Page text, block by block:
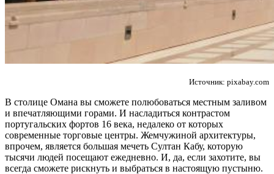
Источник: pixabay.com
В столице Омана вы сможете полюбоваться местным заливом
и впечатляющими горами. И насладиться контрастом
португальских фортов 16 века, недалеко от которых
современные торговые центры. Жемчужиной архитектуры,
впрочем, является большая мечеть Султан Кабу, которую
тысячи людей посещают ежедневно. И, да, если захотите, вы
всегда сможете рискнуть и выбраться в настоящую пустыню.